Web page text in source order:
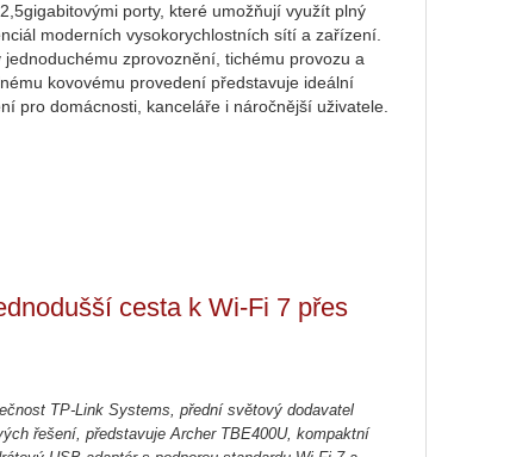
porty, které umožňují využít plný
moderních vysokorychlostních sítí a zařízení.
jednoduchému zprovoznění, tichému provozu a
kovovému provedení představuje ideální
pro domácnosti, kanceláře i náročnější uživatele.
cesta k Wi-Fi 7 přes
TP-Link Systems, přední světový dodavatel
řešení, představuje Archer TBE400U, kompaktní